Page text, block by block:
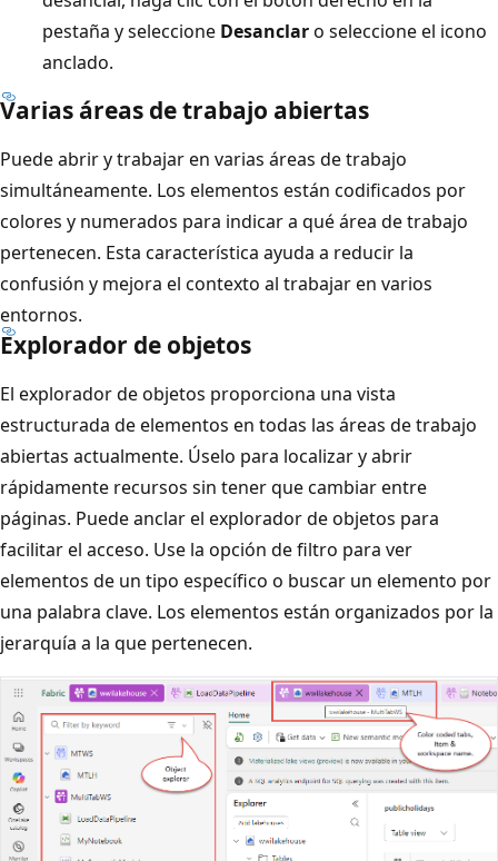
pestaña y seleccione Desanclaro seleccione el icono
anclado.
Varias áreas de trabajo abiertas
Puede abrir y trabajar en varias áreas de trabajo
simultáneamente. Los elementos están codificados por
colores y numerados para indicar a qué área de trabajo
pertenecen. Esta característica ayuda a reducir la
confusión y mejora el contexto al trabajar en varios
entornos.
Explorador de objetos
El explorador de objetos proporciona una vista
estructurada de elementos en todas las áreas de trabajo
abiertas actualmente. Úselo para localizar y abrir
rápidamente recursos sin tener que cambiar entre
páginas. Puede anclar el explorador de objetos para
facilitar el acceso. Use la opción de filtro para ver
elementos de un tipo específico o buscar un elemento por
una palabra clave. Los elementos están organizados por la
jerarquía a la que pertenecen.